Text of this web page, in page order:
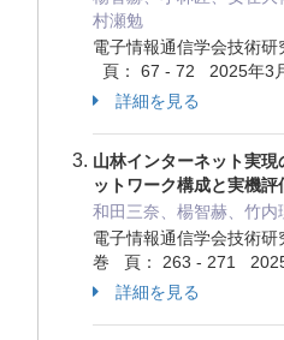
村瀬勉
電子情報通信学会技術
頁： 67 - 72 2025年3
詳細を見る
山林インターネット実
ットワーク構成と実機評
和田三奈、楊智赫、竹
電子情報通信学会技術
巻 頁： 263 - 271
詳細を見る